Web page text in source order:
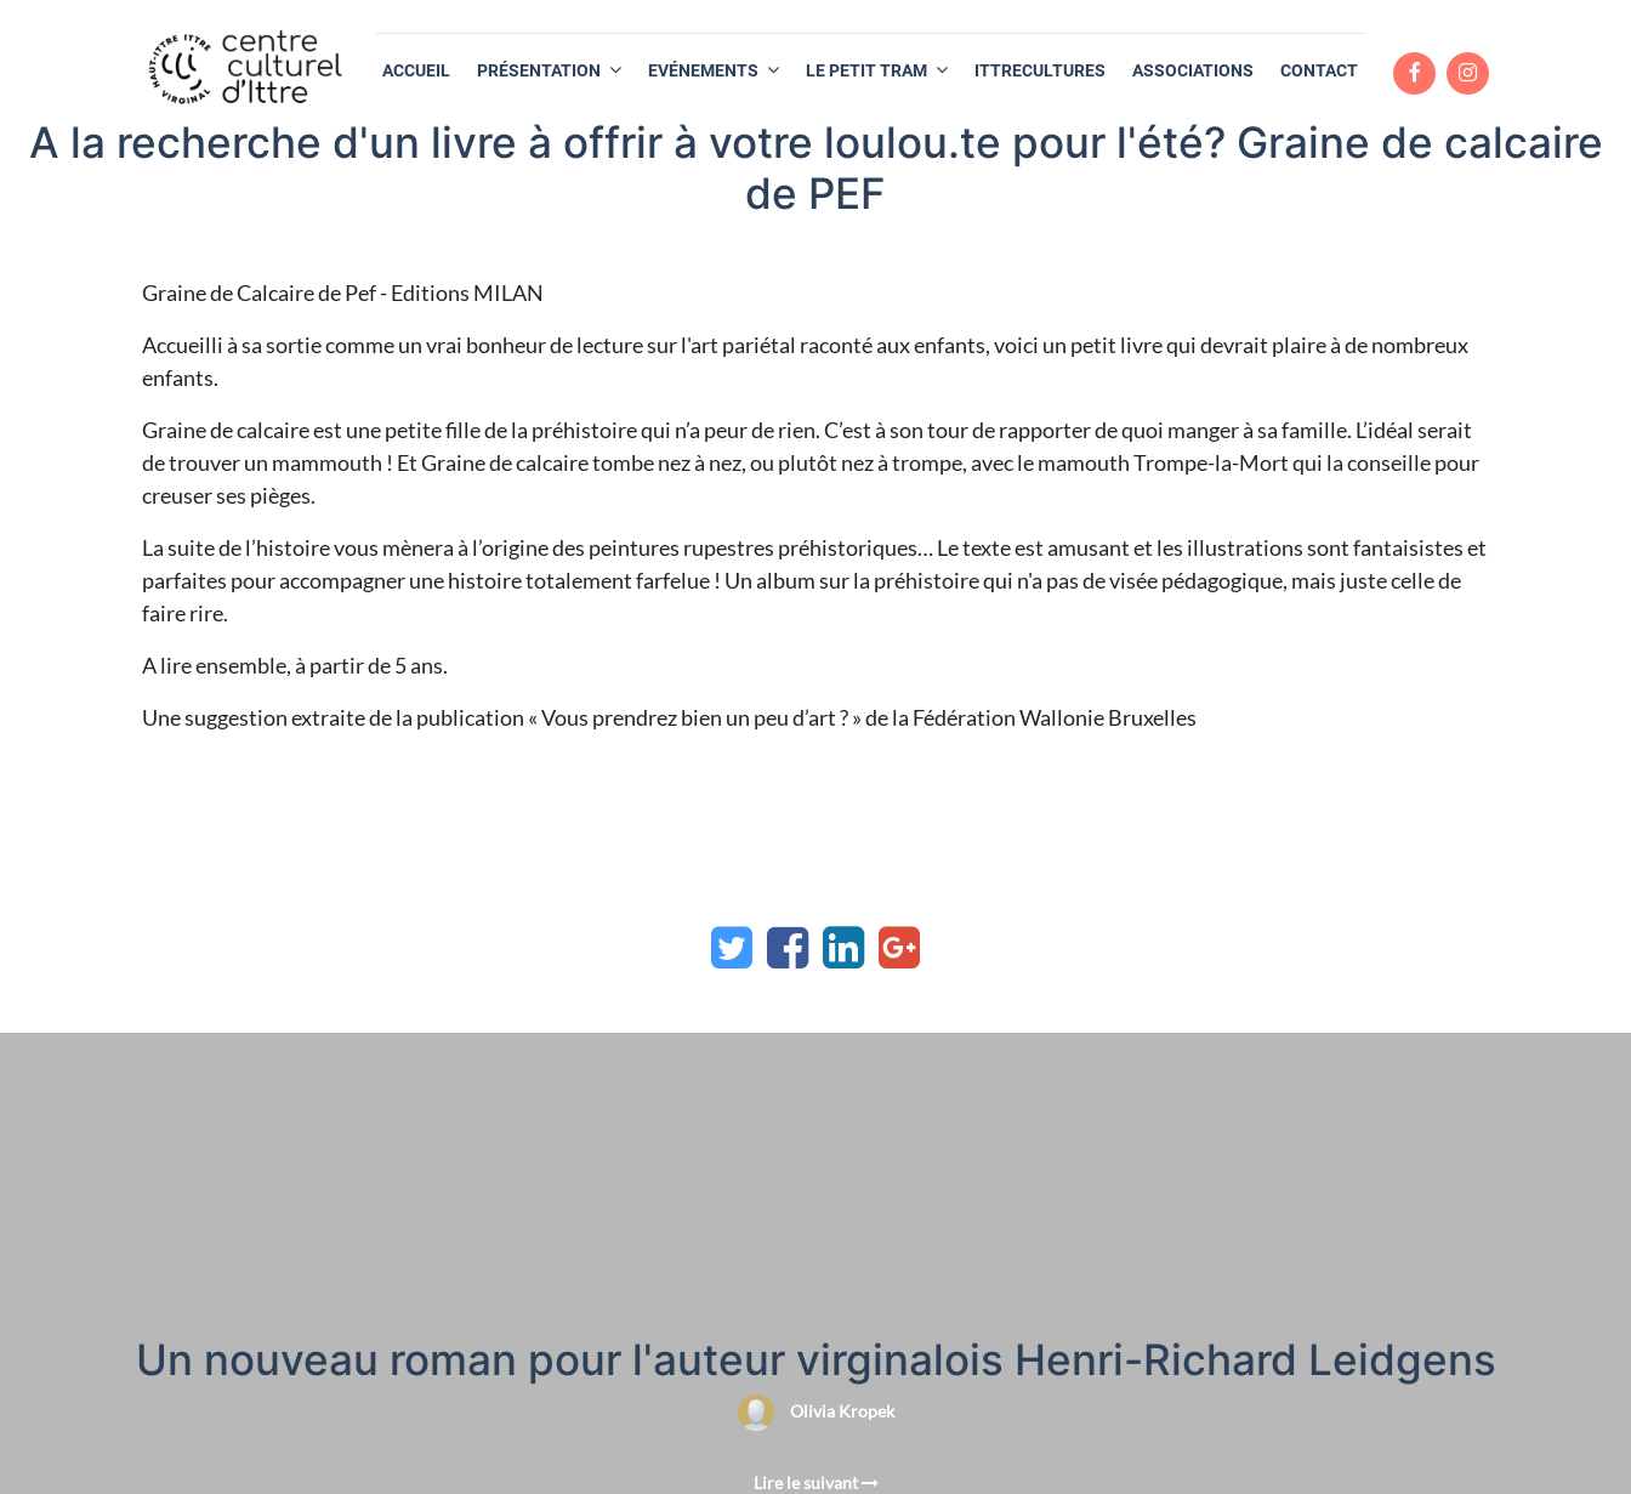
ACCUEIL PRÉSENTATION EVÉNEMENTS LE PETIT TRAM ITTRECULTURES ASSOCIATIONS CONTACT
A la recherche d'un livre à offrir à votre loulou.te pour l'été? Graine de calcaire
de PEF
Graine de Calcaire de Pef - Editions MILAN
Accueilli à sa sortie comme un vrai bonheur de lecture sur l'art pariétal raconté aux enfants, voici un petit livre qui devrait plaire à de nombreux
enfants.
Graine de calcaire est une petite fille de la préhistoire qui n’a peur de rien. C’est à son tour de rapporter de quoi manger à sa famille. L’idéal serait
de trouver un mammouth ! Et Graine de calcaire tombe nez à nez, ou plutôt nez à trompe, avec le mamouth Trompe-la-Mort qui la conseille pour
creuser ses pièges.
La suite de l’histoire vous mènera à l’origine des peintures rupestres préhistoriques… Le texte est amusant et les illustrations sont fantaisistes et
parfaites pour accompagner une histoire totalement farfelue ! Un album sur la préhistoire qui n'a pas de visée pédagogique, mais juste celle de
faire rire.
A lire ensemble, à partir de 5 ans.
Une suggestion extraite de la publication « Vous prendrez bien un peu d’art ? » de la Fédération Wallonie Bruxelles
Un nouveau roman pour l'auteur virginalois Henri-Richard Leidgens
Olivia Kropek
Lire le suivant